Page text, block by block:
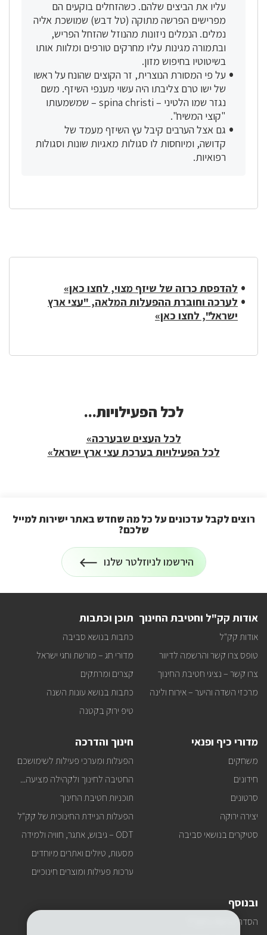
עליו את הביצים שלהם. כשהזחלים בוקעים הם
מפרישים הפרשה מתוקה (טל דבש) שמושכת אליה
נמלים. הנמלים ניזונות מהנוזל שהזחל הפריש,
ובתמורה מגינות עליו מחרקים טורפים ומלוות אותו
בשיטוטיו בחיפוש מזון.
על פי המסורת הנוצרית, זר הקוצים שהונח על ראשו
של ישו טרם צליבתו היה עשוי מענפי השיזף. משם
נגזר שמו הלטיני – spina christi – שמשמעותו
"קוצי המשיח".
גם אצל הערבים קיבל עץ השיזף מעמד של
קדושה, ומיוחסות לו סגולות מאגיות שונות וסגולות
רפואיות.
להדפסת כרזה של שיזף מצוי, לחצו כאן»
לערכה וחוברת ההפעלות המלאה, "עצי ארץ
ישראל", לחצו כאן»
לכל
לכל הפעילויות...
לכל העצים שבערכה»
לכל הפעילויות בערכת עצי ארץ ישראל»
הרשמה
לניוזלטר
רוצים לקבל עדכונים על כל מה שחדש באתר ישירות למייל
שלכם?
הירשמו לניוזלטר שלנו
על
רוצים
כל
באתר
ישירות
למייל
אודות קק"ל וחטיבת החינוך
אודות קק"ל
טופס צרו קשר והרשמה לדיוור
צרו קשר – נציגי חטיבת החינוך
מרכזי השדה והיער – אירוח ולינה
תוכן וכתבות
כתבות בנושא סביבה
מדורי חג – מורשת וחגי ישראל
קצרים ומרתקים
כתבות בנושא עונות השנה
טיפ ירוק בקטנה
מדורי כיף ופנאי
משחקים
חידונים
סרטונים
יצירה ירוקה
סטיקרים בנושאי סביבה
חינוך והדרכה
הפעלות ומערכי פעילות לשימושכם
החטיבה לחינוך ולקהילה מציעה...
תוכניות חטיבת החינוך
הפעלות הניידת החינוכית של קק"ל
ODT – גיבוש, אתגר, חוויה ולמידה
מסעות, טיולים ואתרים מיוחדים
ערכות פעילות ומוצרים חינוכיים
ובנוסף
הסדרי נגישות בקק"ל